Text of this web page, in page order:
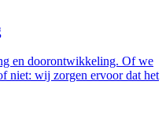
en doorontwikkeling. Of we
niet: wij zorgen ervoor dat het